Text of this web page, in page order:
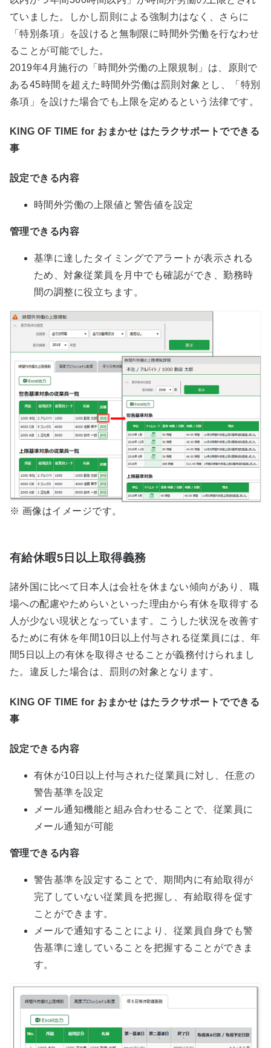
ていました。しかし罰則による強制力はなく、さらに
「特別条項」を設けると無制限に時間外労働を行なわせ
ることが可能でした。
2019年4月施行の「時間外労働の上限規制」は、原則で
ある45時間を超えた時間外労働は罰則対象とし、「特別
条項」を設けた場合でも上限を定めるという法律です。
KING OF TIME for おまかせ はたラクサポートでできる
事
設定できる内容
時間外労働の上限値と警告値を設定
管理できる内容
基準に達したタイミングでアラートが表示される
ため、対象従業員を月中でも確認ができ、勤務時
間の調整に役立ちます。
※ 画像はイメージです。
有給休暇5日以上取得義務
諸外国に比べて日本人は会社を休まない傾向があり、職
場への配慮やためらいといった理由から有休を取得する
人が少ない現状となっています。こうした状況を改善す
るために有休を年間10日以上付与される従業員には、年
間5日以上の有休を取得させることが義務付けられまし
た。違反した場合は、罰則の対象となります。
KING OF TIME for おまかせ はたラクサポートでできる
事
設定できる内容
有休が10日以上付与された従業員に対し、任意の
警告基準を設定
メール通知機能と組み合わせることで、従業員に
メール通知が可能
管理できる内容
警告基準を設定することで、期間内に有給取得が
完了していない従業員を把握し、有給取得を促す
ことができます。
メールで通知することにより、従業員自身でも警
告基準に達していることを把握することができま
す。